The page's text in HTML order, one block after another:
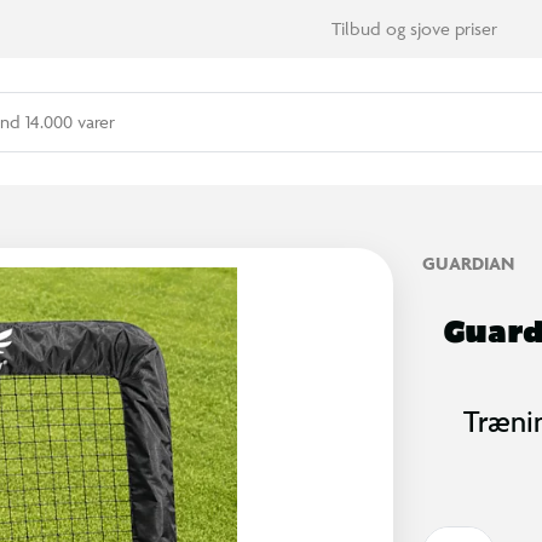
Tilbud og sjove priser
14.000 varer
GUARDIAN